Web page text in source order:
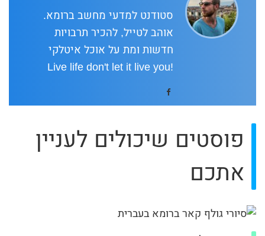
סטודנט למדעי מחשב ברומא.
אוהב לטייל, להכיר תרבויות
חדשות ומת על אוכל איטלקי
!Live life don't let it live you
פוסטים שיכולים לעניין
אתכם